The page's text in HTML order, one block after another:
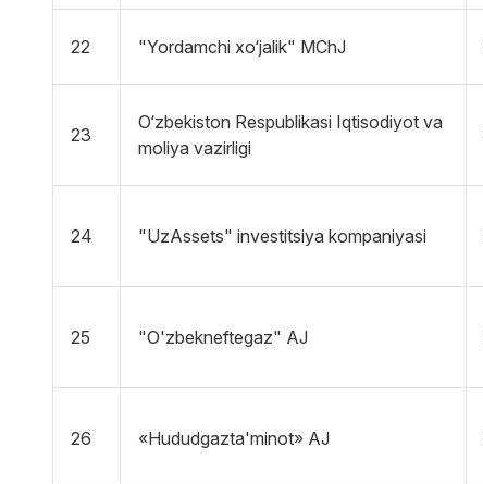
22 "Yordamchi xo‘jalik" MChJ
23
O‘zbekiston Respublikasi Iqtisodiyot va
moliya vazirligi
24 "UzAssets" investitsiya kompaniyasi
25 "O'zbekneftegaz" AJ
26 «Hududgazta'minot» AJ